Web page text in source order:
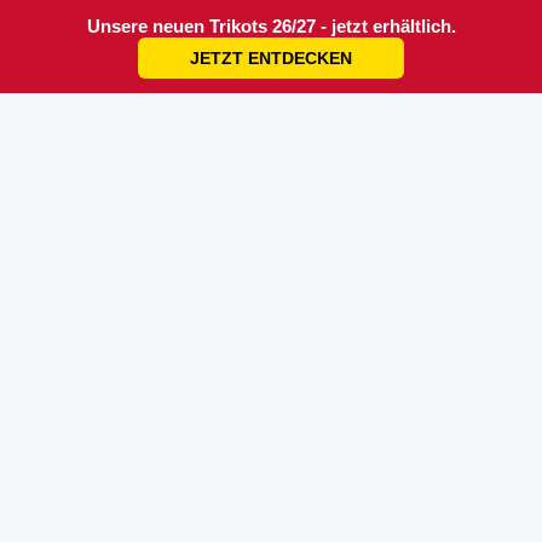
Unsere neuen Trikots 26/27 - jetzt erhältlich.
JETZT ENTDECKEN